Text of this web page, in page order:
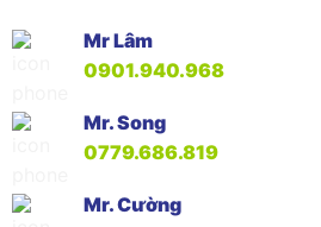
Mr Lâm
0901.940.968
Mr. Song
0779.686.819
Mr. Cường